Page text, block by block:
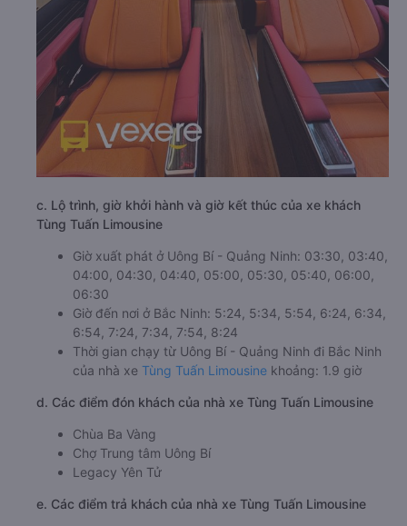
c. Lộ trình, giờ khởi hành và giờ kết thúc của xe khách
Tùng Tuấn Limousine
Giờ xuất phát ở Uông Bí - Quảng Ninh: 03:30, 03:40,
04:00, 04:30, 04:40, 05:00, 05:30, 05:40, 06:00,
06:30
Giờ đến nơi ở Bắc Ninh: 5:24, 5:34, 5:54, 6:24, 6:34,
6:54, 7:24, 7:34, 7:54, 8:24
Thời gian chạy từ Uông Bí - Quảng Ninh đi Bắc Ninh
của nhà xe Tùng Tuấn Limousine khoảng: 1.9 giờ
d. Các điểm đón khách của nhà xe Tùng Tuấn Limousine
Chùa Ba Vàng
Chợ Trung tâm Uông Bí
Legacy Yên Tử
e. Các điểm trả khách của nhà xe Tùng Tuấn Limousine